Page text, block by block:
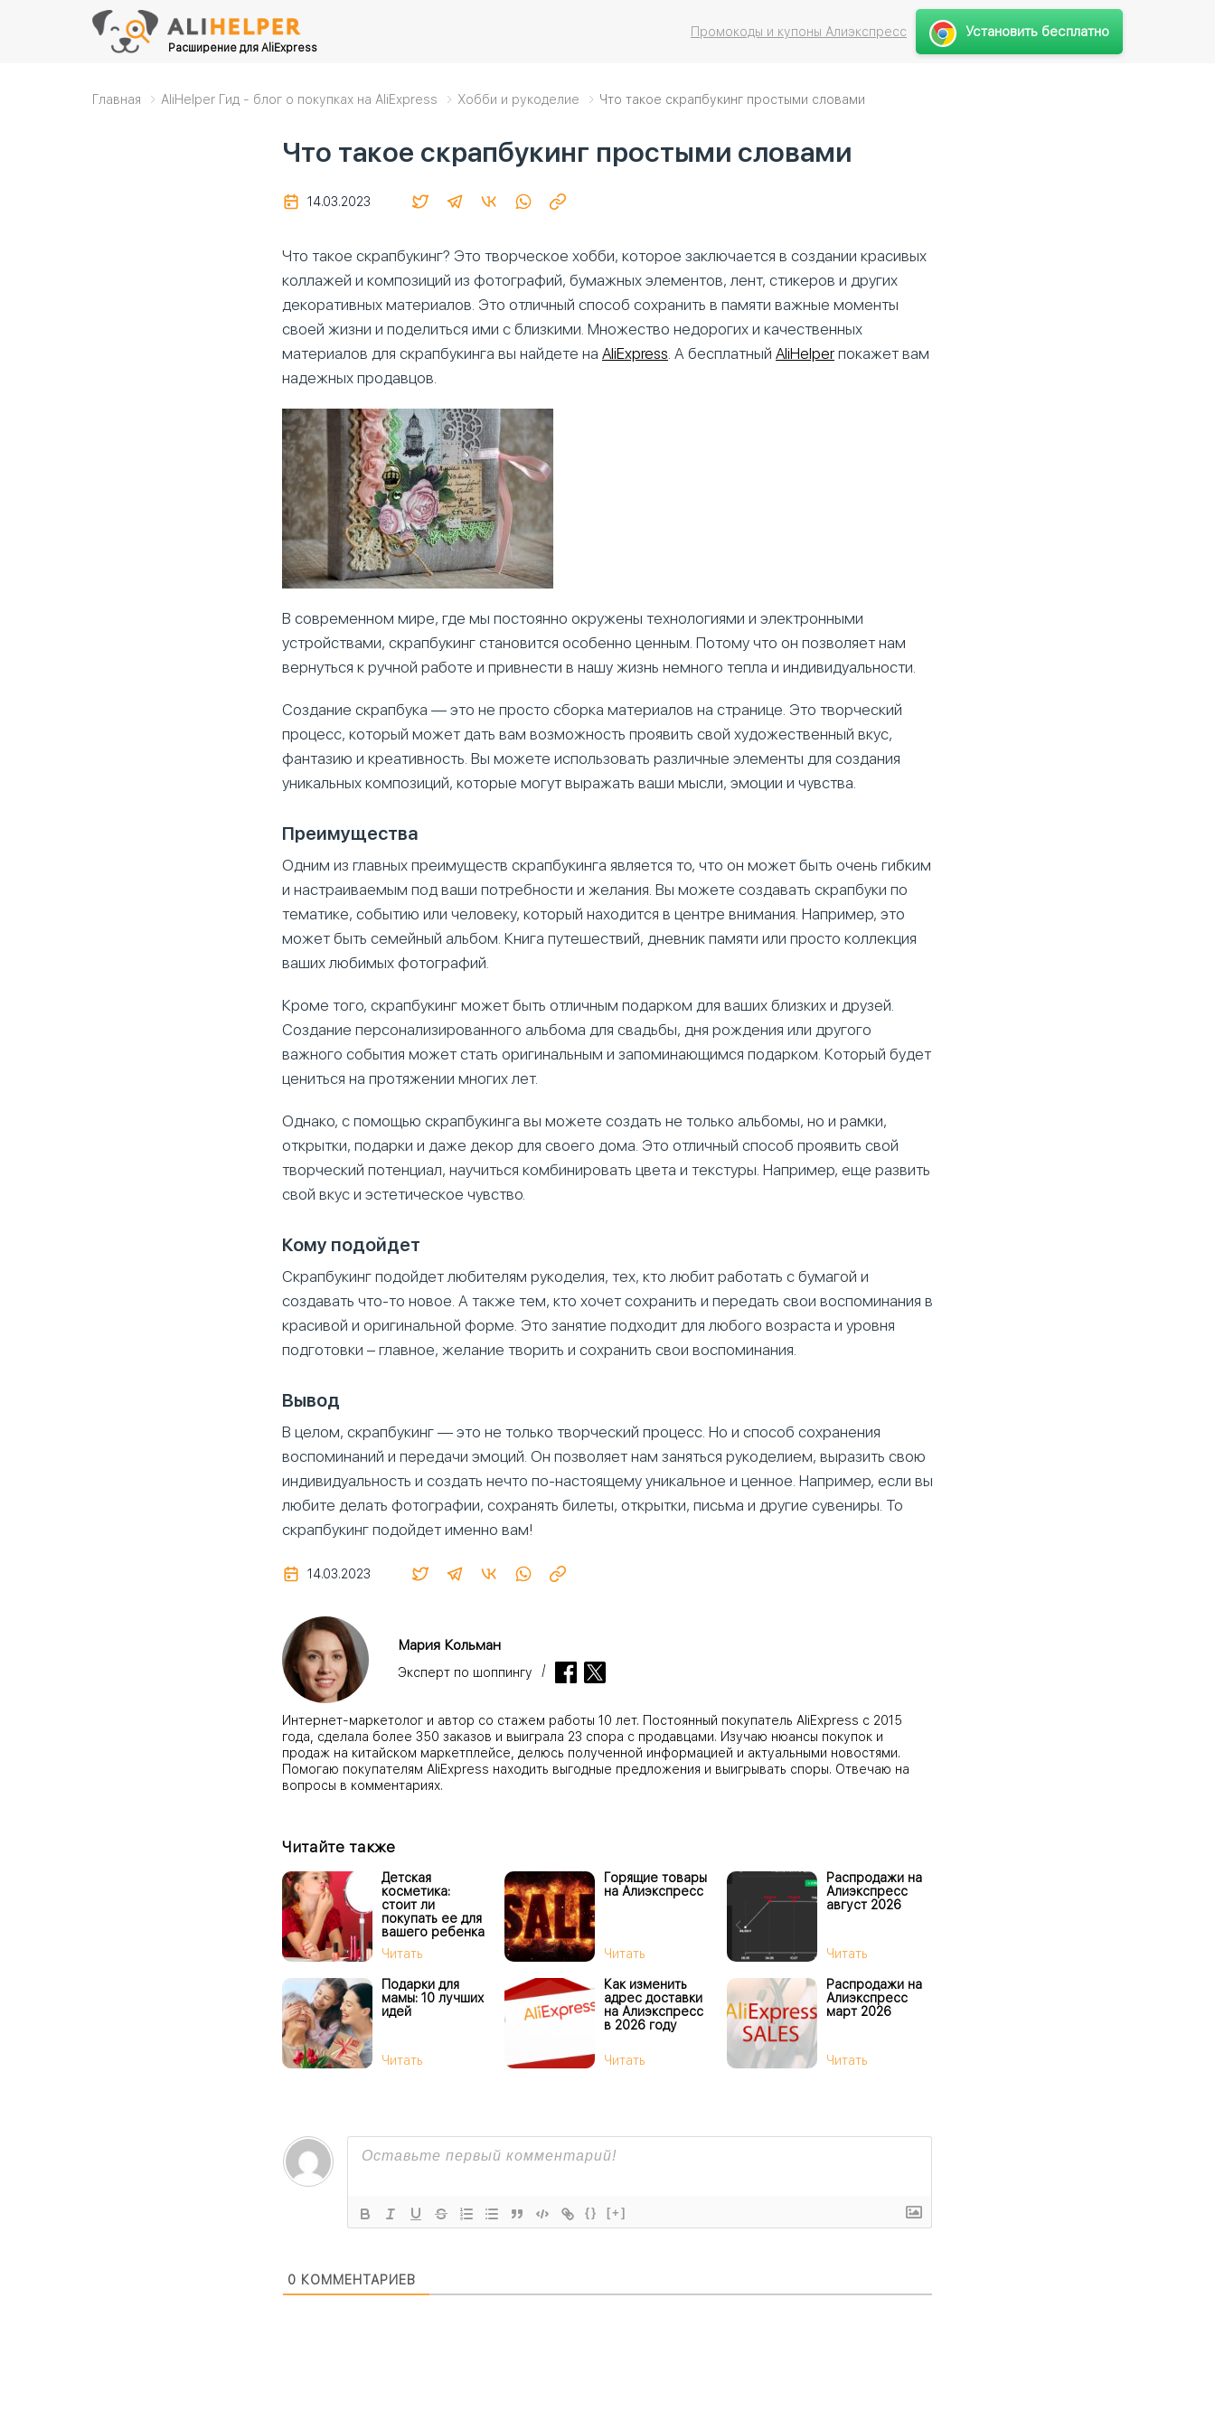
Расширение для AliExpress
Промокоды и купоны Алиэкспресс Установить бесплатно
Главная AliHelper Гид - блог о покупках на AliExpress Хобби и рукоделие Что такое скрапбукинг простыми словами
Что такое скрапбукинг простыми словами
14.03.2023
Что такое скрапбукинг? Это творческое хобби, которое заключается в создании красивых
коллажей и композиций из фотографий, бумажных элементов, лент, стикеров и других
декоративных материалов. Это отличный способ сохранить в памяти важные моменты
своей жизни и поделиться ими с близкими. Множество недорогих и качественных
материалов для скрапбукинга вы найдете на AliExpress . А бесплатный AliHelper покажет вам
надежных продавцов.
В современном мире, где мы постоянно окружены технологиями и электронными
устройствами, скрапбукинг становится особенно ценным. Потому что он позволяет нам
вернуться к ручной работе и привнести в нашу жизнь немного тепла и индивидуальности.
Создание скрапбука — это не просто сборка материалов на странице. Это творческий
процесс, который может дать вам возможность проявить свой художественный вкус,
фантазию и креативность. Вы можете использовать различные элементы для создания
уникальных композиций, которые могут выражать ваши мысли, эмоции и чувства.
Преимущества
Одним из главных преимуществ скрапбукинга является то, что он может быть очень гибким
и настраиваемым под ваши потребности и желания. Вы можете создавать скрапбуки по
тематике, событию или человеку, который находится в центре внимания. Например, это
может быть семейный альбом. Книга путешествий, дневник памяти или просто коллекция
ваших любимых фотографий.
Кроме того, скрапбукинг может быть отличным подарком для ваших близких и друзей.
Создание персонализированного альбома для свадьбы, дня рождения или другого
важного события может стать оригинальным и запоминающимся подарком. Который будет
цениться на протяжении многих лет.
Однако, с помощью скрапбукинга вы можете создать не только альбомы, но и рамки,
открытки, подарки и даже декор для своего дома. Это отличный способ проявить свой
творческий потенциал, научиться комбинировать цвета и текстуры. Например, еще развить
свой вкус и эстетическое чувство.
Кому подойдет
Скрапбукинг подойдет любителям рукоделия, тех, кто любит работать с бумагой и
создавать что-то новое. А также тем, кто хочет сохранить и передать свои воспоминания в
красивой и оригинальной форме. Это занятие подходит для любого возраста и уровня
подготовки – главное, желание творить и сохранить свои воспоминания.
Вывод
В целом, скрапбукинг — это не только творческий процесс. Но и способ сохранения
воспоминаний и передачи эмоций. Он позволяет нам заняться рукоделием, выразить свою
индивидуальность и создать нечто по-настоящему уникальное и ценное. Например, если вы
любите делать фотографии, сохранять билеты, открытки, письма и другие сувениры. То
скрапбукинг подойдет именно вам!
14.03.2023
Мария Кольман
Эксперт по шоппингу
Интернет-маркетолог и автор со стажем работы 10 лет. Постоянный покупатель AliExpress с 2015
года, сделала более 350 заказов и выиграла 23 спора с продавцами. Изучаю нюансы покупок и
продаж на китайском маркетплейсе, делюсь полученной информацией и актуальными новостями.
Помогаю покупателям AliExpress находить выгодные предложения и выигрывать споры. Отвечаю на
вопросы в комментариях.
Читайте также
Детская
косметика:
стоит ли
покупать ее для
вашего ребенка
Читать
Горящие товары
на Алиэкспресс
Читать
Распродажи на
Алиэкспресс
август 2026
Читать
Подарки для
мамы: 10 лучших
идей
Читать
Как изменить
адрес доставки
на Алиэкспресс
в 2026 году
Читать
Распродажи на
Алиэкспресс
март 2026
Читать
{} [+]
0 КОММЕНТАРИЕВ